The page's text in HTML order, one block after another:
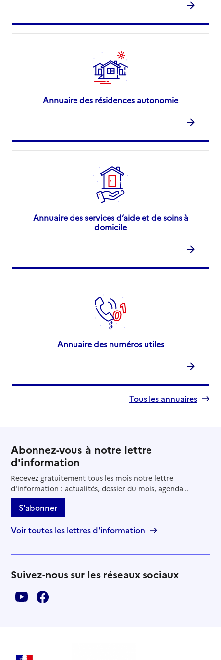
Annuaire des résidences autonomie
Annuaire des services d’aide et de soins à
domicile
Annuaire des numéros utiles
Tous les annuaires
Abonnez-vous à notre lettre
d'information
Recevez gratuitement tous les mois notre lettre
d'information : actualités, dossier du mois, agenda...
S'abonner
Voir toutes les lettres d'information
Suivez-nous sur les réseaux sociaux